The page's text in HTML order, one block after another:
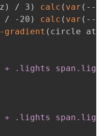
) / 3 ) calc ( var ( --sz
/ -20 ) calc ( var ( --sz
gradient ( circle at
+ .lights
+ .lights